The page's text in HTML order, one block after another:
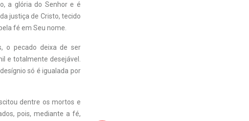
a glória do Senhor e é
justiça de Cristo, tecido
fé em Seu nome.
o pecado deixa de ser
e totalmente desejável.
só é igualada por
dentre os mortos e
pois, mediante a fé,